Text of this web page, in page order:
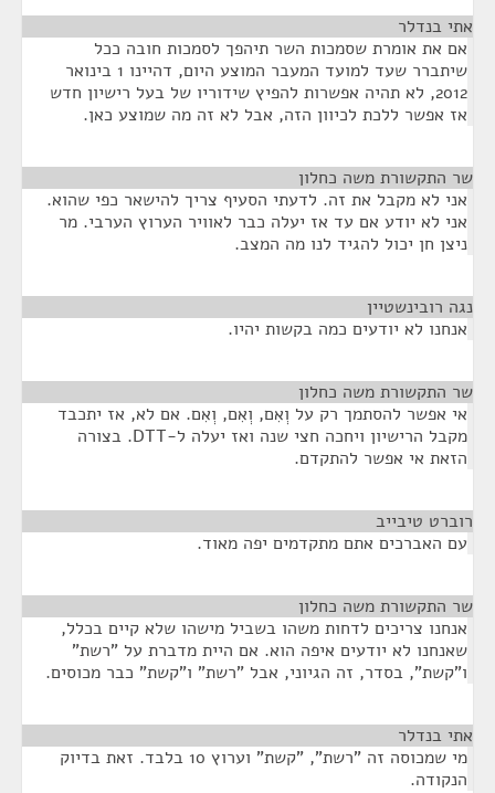
אתי בנדלר
אם את אומרת שסמכות השר תיהפך לסמכות חובה ככל
שיתברר שעד למועד המעבר המוצע היום, דהיינו 1 בינואר
2012, לא תהיה אפשרות להפיץ שידוריו של בעל רישיון חדש
אז אפשר ללכת לכיוון הזה, אבל לא זה מה שמוצע כאן.
שר התקשורת משה כחלון
אני לא מקבל את זה. לדעתי הסעיף צריך להישאר כפי שהוא.
אני לא יודע אם עד אז יעלה כבר לאוויר הערוץ הערבי. מר
ניצן חן יכול להגיד לנו מה המצב.
נגה רובינשטיין
אנחנו לא יודעים כמה בקשות יהיו.
שר התקשורת משה כחלון
אי אפשר להסתמך רק על וְאִם, וְאִם, וְאִם. אם לא, אז יתכבד
מקבל הרישיון ויחכה חצי שנה ואז יעלה ל-DTT. בצורה
הזאת אי אפשר להתקדם.
רוברט טיבייב
עם האברכים אתם מתקדמים יפה מאוד.
שר התקשורת משה כחלון
אנחנו צריכים לדחות משהו בשביל מישהו שלא קיים בכלל,
שאנחנו לא יודעים איפה הוא. אם היית מדברת על "רשת"
ו"קשת", בסדר, זה הגיוני, אבל "רשת" ו"קשת" כבר מכוסים.
אתי בנדלר
מי שמכוסה זה "רשת", "קשת" וערוץ 10 בלבד. זאת בדיוק
הנקודה.